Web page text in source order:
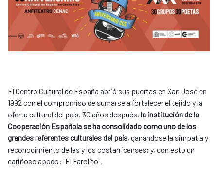
El Centro Cultural de España abrió sus puertas en San José en
1992 con el compromiso de sumarse a fortalecer el tejido y la
oferta cultural del país. 30 años después, la institución de la
Cooperación Española se ha consolidado como uno de los
grandes referentes culturales del país, ganándose la simpatía y
reconocimiento de las y los costarricenses; y, con esto un
cariñoso apodo: "El Farolito".